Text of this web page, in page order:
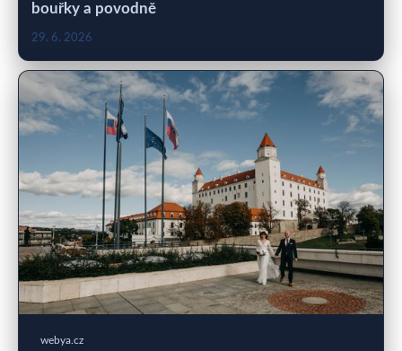
bouřky a povodně
29. 6. 2026
webya.cz